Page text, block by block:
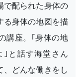
で配られた身体の
る身体の地図を描
講座。｢身体の地
｣と話す海堂さん
、どんな働きをし